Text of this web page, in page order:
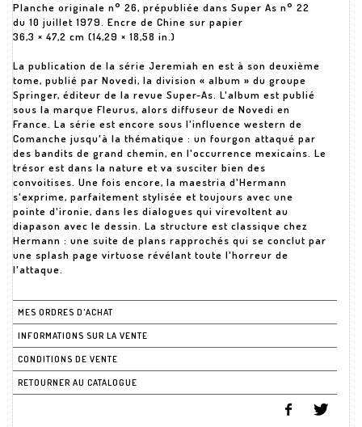
Planche originale n° 26, prépubliée dans Super As n° 22
du 10 juillet 1979. Encre de Chine sur papier
36,3 × 47,2 cm (14,29 × 18,58 in.)
La publication de la série Jeremiah en est à son deuxième
tome, publié par Novedi, la division « album » du groupe
Springer, éditeur de la revue Super-As. L'album est publié
sous la marque Fleurus, alors diffuseur de Novedi en
France. La série est encore sous l'influence western de
Comanche jusqu'à la thématique : un fourgon attaqué par
des bandits de grand chemin, en l'occurrence mexicains. Le
trésor est dans la nature et va susciter bien des
convoitises. Une fois encore, la maestria d'Hermann
s'exprime, parfaitement stylisée et toujours avec une
pointe d'ironie, dans les dialogues qui virevoltent au
diapason avec le dessin. La structure est classique chez
Hermann : une suite de plans rapprochés qui se conclut par
une splash page virtuose révélant toute l'horreur de
l'attaque.
MES ORDRES D'ACHAT
INFORMATIONS SUR LA VENTE
CONDITIONS DE VENTE
RETOURNER AU CATALOGUE